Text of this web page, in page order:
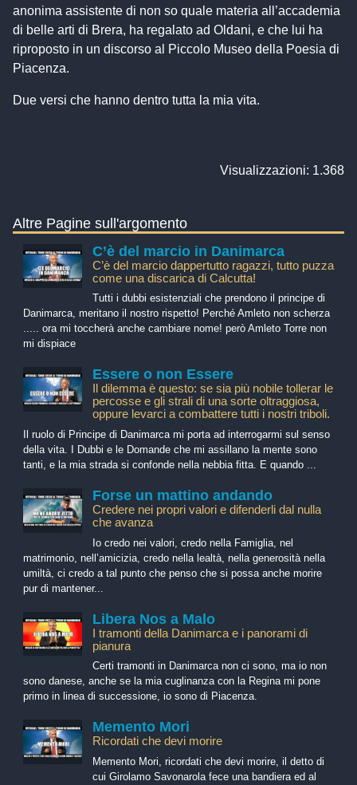
anonima assistente di non so quale materia all’accademia
di belle arti di Brera, ha regalato ad Oldani, e che lui ha
riproposto in un discorso al Piccolo Museo della Poesia di
Piacenza.
Due versi che hanno dentro tutta la mia vita.
Visualizzazioni: 1.368
Altre Pagine sull'argomento
C’è del marcio in Danimarca
C’è del marcio dappertutto ragazzi, tutto puzza
come una discarica di Calcutta!
Tutti i dubbi esistenziali che prendono il principe di
Danimarca, meritano il nostro rispetto! Perché Amleto non scherza
..... ora mi toccherà anche cambiare nome! però Amleto Torre non
mi dispiace
Essere o non Essere
Il dilemma è questo: se sia più nobile tollerar le
percosse e gli strali di una sorte oltraggiosa,
oppure levarci a combattere tutti i nostri triboli.
Il ruolo di Principe di Danimarca mi porta ad interrogarmi sul senso
della vita. I Dubbi e le Domande che mi assillano la mente sono
tanti, e la mia strada si confonde nella nebbia fitta. E quando ...
Forse un mattino andando
Credere nei propri valori e difenderli dal nulla
che avanza
Io credo nei valori, credo nella Famiglia, nel
matrimonio, nell’amicizia, credo nella lealtà, nella generosità nella
umiltà, ci credo a tal punto che penso che si possa anche morire
pur di mantener...
Libera Nos a Malo
I tramonti della Danimarca e i panorami di
pianura
Certi tramonti in Danimarca non ci sono, ma io non
sono danese, anche se la mia cuglinanza con la Regina mi pone
primo in linea di successione, io sono di Piacenza.
Memento Mori
Ricordati che devi morire
Memento Mori, ricordati che devi morire, il detto di
cui Girolamo Savonarola fece una bandiera ed al